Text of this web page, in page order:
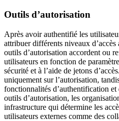
Outils d’autorisation
Après avoir authentifié les
attribuer différents niveaux
outils d’autorisation accordent ou
utilisateurs en fonction de
sécurité et à l’aide de jetons
uniquement sur l’autorisation,
fonctionnalités d’authentification
outils d’autorisation, les
infrastructure qui détermine les
utilisateurs externes comme des